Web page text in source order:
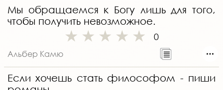
Мы обращаемся к Богу лишь для того,
чтобы получить невозможное.
0
Альбер Камю
Если хочешь стать философом - пиши